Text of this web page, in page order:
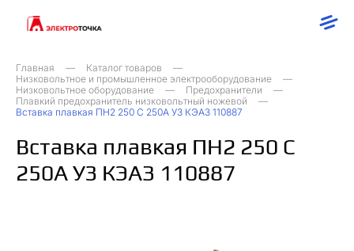
Главная
Каталог товаров
Низковольтное и промышленное электрооборудование
Низковольтное оборудование
Предохранители
Плавкий предохранитель низковольтный ножевой
Вставка плавкая ПН2 250 С 250А У3 КЭАЗ 110887
Вставка плавкая ПН2 250 С
250А У3 КЭАЗ 110887